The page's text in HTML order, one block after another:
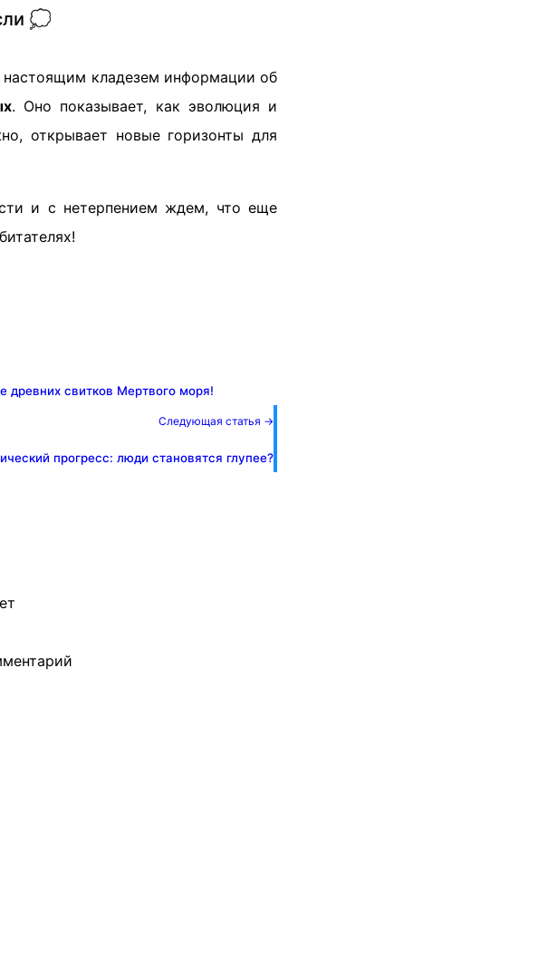
💭
кладезем информации об
. Оно показывает, как эволюция и
открывает новые горизонты для
и с нетерпением ждем, что еще
древних свитков Мертвого моря!
Следующая статья →
прогресс: люди становятся глупее?